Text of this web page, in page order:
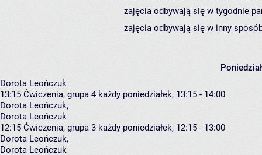
zajęcia odbywają się w tygodnie
zajęcia odbywają się w inny
Dorota Leończuk
13:15 Ćwiczenia, grupa 4 każdy poniedziałek, 13:15 - 14:00
Dorota Leończuk,
Dorota Leończuk
12:15 Ćwiczenia, grupa 3 każdy poniedziałek, 12:15 - 13:00
Dorota Leończuk,
Dorota Leończuk